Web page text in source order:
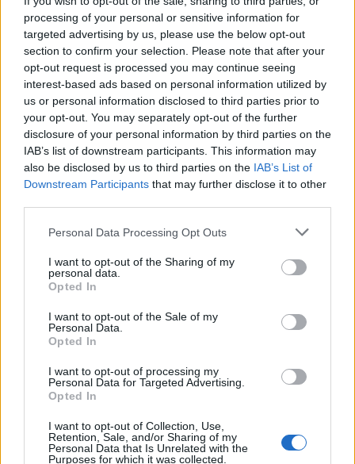
processing of your personal or sensitive information for
targeted advertising by us, please use the below opt-out
section to confirm your selection. Please note that after your
opt-out request is processed you may continue seeing
interest-based ads based on personal information utilized by
us or personal information disclosed to third parties prior to
your opt-out. You may separately opt-out of the further
disclosure of your personal information by third parties on the
IAB’s list of downstream participants. This information may
also be disclosed by us to third parties on the IAB’s List of
Downstream Participants that may further disclose it to other
Personal Data Processing Opt Outs
I want to opt-out of the Sharing of my
personal data.
Opted In
I want to opt-out of the Sale of my
Personal Data.
Opted In
I want to opt-out of processing my
Personal Data for Targeted Advertising.
Opted In
I want to opt-out of Collection, Use,
Retention, Sale, and/or Sharing of my
Personal Data that Is Unrelated with the
Purposes for which it was collected.
Altri magazine che potrebbero piacerti